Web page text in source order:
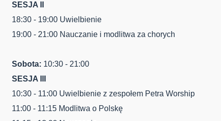
SESJA II
18:30 - 19:00 Uwielbienie
19:00 - 21:00 Nauczanie i modlitwa za chorych
Sobota: 10:30 - 21:00
SESJA III
10:30 - 11:00 Uwielbienie z zespołem Petra Worship
11:00 - 11:15 Modlitwa o Polskę